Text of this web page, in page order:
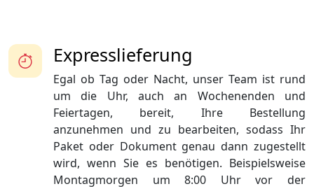
Expresslieferung
Egal ob Tag oder Nacht, unser Team ist rund
um die Uhr, auch an Wochenenden und
Feiertagen, bereit, Ihre Bestellung
anzunehmen und zu bearbeiten, sodass Ihr
Paket oder Dokument genau dann zugestellt
wird, wenn Sie es benötigen. Beispielsweise
Montagmorgen um 8:00 Uhr vor der